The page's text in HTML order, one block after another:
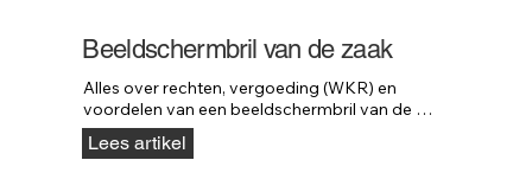
Beeldschermbril van de zaak
Alles over rechten, vergoeding (WKR) en
voordelen van een beeldschermbril van de
zaak, inclusief Arbowet, belastingregels en
keuzetips.
Lees artikel